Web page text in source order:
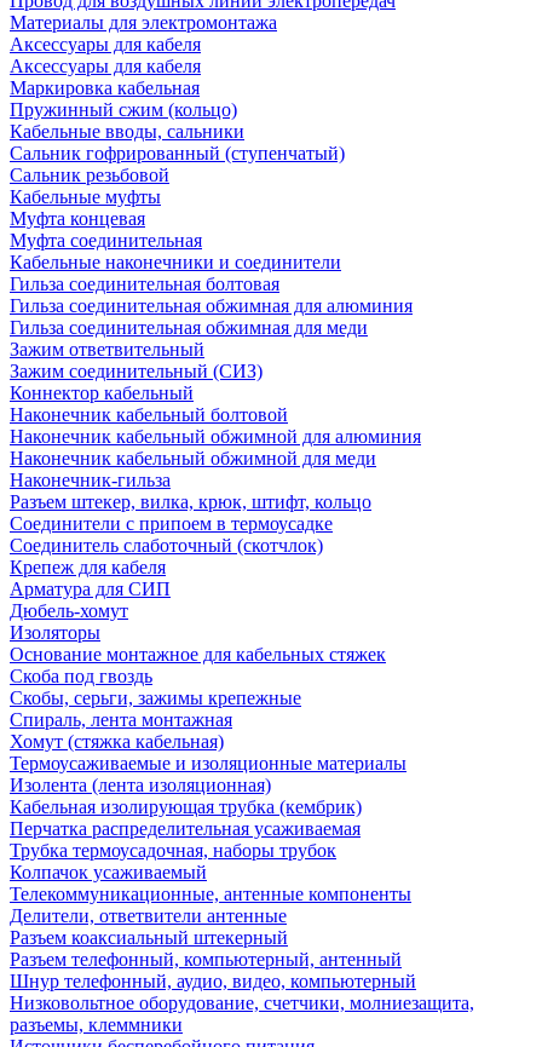
Материалы для электромонтажа
Аксессуары для кабеля
Аксессуары для кабеля
Маркировка кабельная
Пружинный сжим (кольцо)
Кабельные вводы, сальники
Сальник гофрированный (ступенчатый)
Сальник резьбовой
Кабельные муфты
Муфта концевая
Муфта соединительная
Кабельные наконечники и соединители
Гильза соединительная болтовая
Гильза соединительная обжимная для алюминия
Гильза соединительная обжимная для меди
Зажим ответвительный
Зажим соединительный (СИЗ)
Коннектор кабельный
Наконечник кабельный болтовой
Наконечник кабельный обжимной для алюминия
Наконечник кабельный обжимной для меди
Наконечник-гильза
Разъем штекер, вилка, крюк, штифт, кольцо
Соединители с припоем в термоусадке
Соединитель слаботочный (скотчлок)
Крепеж для кабеля
Арматура для СИП
Дюбель-хомут
Изоляторы
Основание монтажное для кабельных стяжек
Скоба под гвоздь
Скобы, серьги, зажимы крепежные
Спираль, лента монтажная
Хомут (стяжка кабельная)
Термоусаживаемые и изоляционные материалы
Изолента (лента изоляционная)
Кабельная изолирующая трубка (кембрик)
Перчатка распределительная усаживаемая
Трубка термоусадочная, наборы трубок
Колпачок усаживаемый
Телекоммуникационные, антенные компоненты
Делители, ответвители антенные
Разъем коаксиальный штекерный
Разъем телефонный, компьютерный, антенный
Шнур телефонный, аудио, видео, компьютерный
Низковольтное оборудование, счетчики, молниезащита,
разъемы, клеммники